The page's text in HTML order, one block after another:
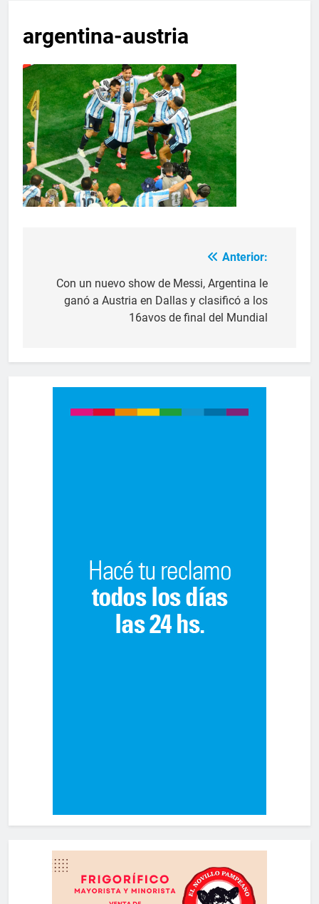
argentina-austria
Anterior:
Con un nuevo show de Messi, Argentina le
ganó a Austria en Dallas y clasificó a los
16avos de final del Mundial